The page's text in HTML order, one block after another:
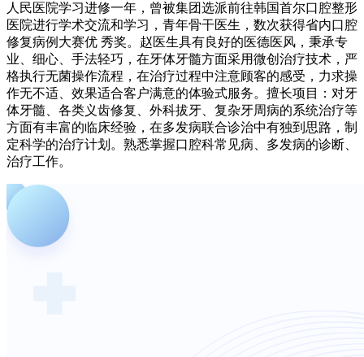
人民医院学习进修一年，曾被集团选派前往韩国首尔口腔整形
医院进行学术交流和学习，青年骨干医生，数次获得省内口腔
修复病例大赛优 秀奖。赵医生具有良好的医德医风，秉承专
业、细心、手法轻巧，在牙体牙髓方面采用微创治疗技术，严
格执行无菌操作流程，在治疗过程中注意顾客的感受，力求操
作无不适、效果适合客户满意的体验式服务。擅长项目：对牙
体牙髓、各类义齿修复、外科拔牙、复杂牙周病的系统治疗等
方面有丰富的临床经验，在多发病联合诊治中有独到思路，制
定科学的治疗计划。熟悉掌握口腔科常见病、多发病的诊断、
治疗工作。